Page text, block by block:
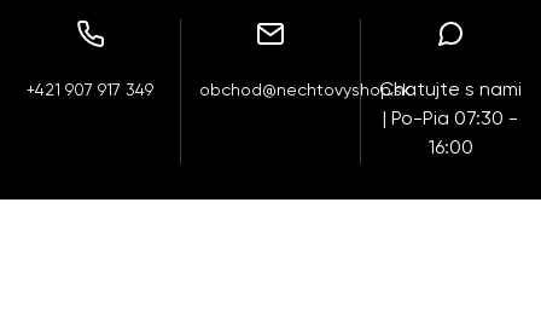
+421 907 917 349 obchod@nechtovyshop.skChatujte s nami
| Po-Pia 07:30 -
16:00